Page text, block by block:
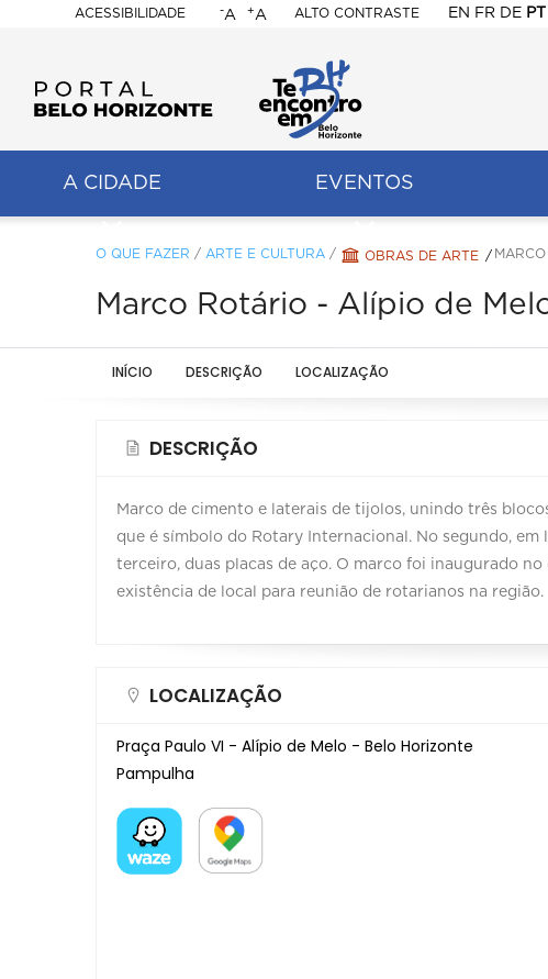
ACESSIBILIDADE
BELO
HORIZONTE
-A +A ALTO CONTRASTE EN FR DE PT
A CIDADE EVENTOS
O QUE FAZER / ARTE E CULTURA / OBRAS DE ARTE
Marco Rotário - Alípio de
INÍCIO DESCRIÇÃO LOCALIZAÇÃO
DESCRIÇÃO
Marco de cimento e laterais de tijolos, unindo três
que é símbolo do Rotary Internacional. No segundo, em
terceiro, duas placas de aço. O marco foi inaugurado no
existência de local para reunião de rotarianos na região.
LOCALIZAÇÃO
Praça Paulo VI - Alípio de Melo - Belo Horizonte
Pampulha